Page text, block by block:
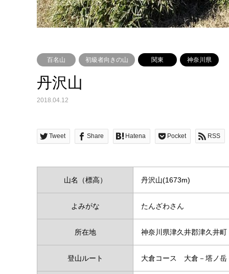
百名山 初級者向きの山 関東 神奈川県
丹沢山
2018.04.12
Tweet Share Hatena Pocket RSS
山名（標高） 丹沢山(1673m)
よみがな たんざわさん
所在地 神奈川県津久井郡津久井
登山ルート 大倉コース 大倉－塔ノ岳